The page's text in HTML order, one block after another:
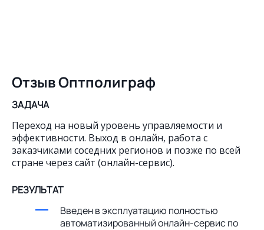
Отзыв Оптполиграф
ЗАДАЧА
Переход на новый уровень управляемости и
эффективности. Выход в онлайн, работа с
заказчиками соседних регионов и позже по всей
стране через сайт (онлайн-сервис).
РЕЗУЛЬТАТ
Введен в эксплуатацию полностью
автоматизированный онлайн-сервис по